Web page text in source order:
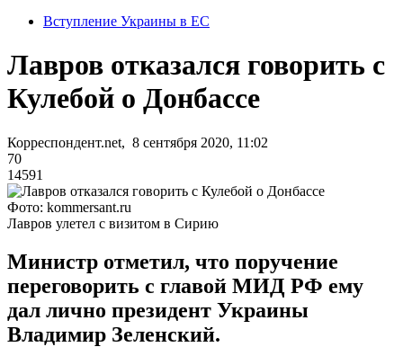
Вступление Украины в ЕС
Лавров отказался говорить с
Кулебой о Донбассе
Корреспондент.net, 8 сентября 2020, 11:02
70
14591
Фото: kommersant.ru
Лавров улетел с визитом в Сирию
Министр отметил, что поручение
переговорить с главой МИД РФ ему
дал лично президент Украины
Владимир Зеленский.